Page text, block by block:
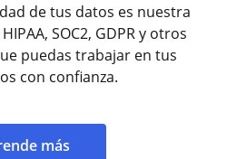
de tus datos es nuestra
SOC2, GDPR y otros
puedas trabajar en tus
con confianza.
más